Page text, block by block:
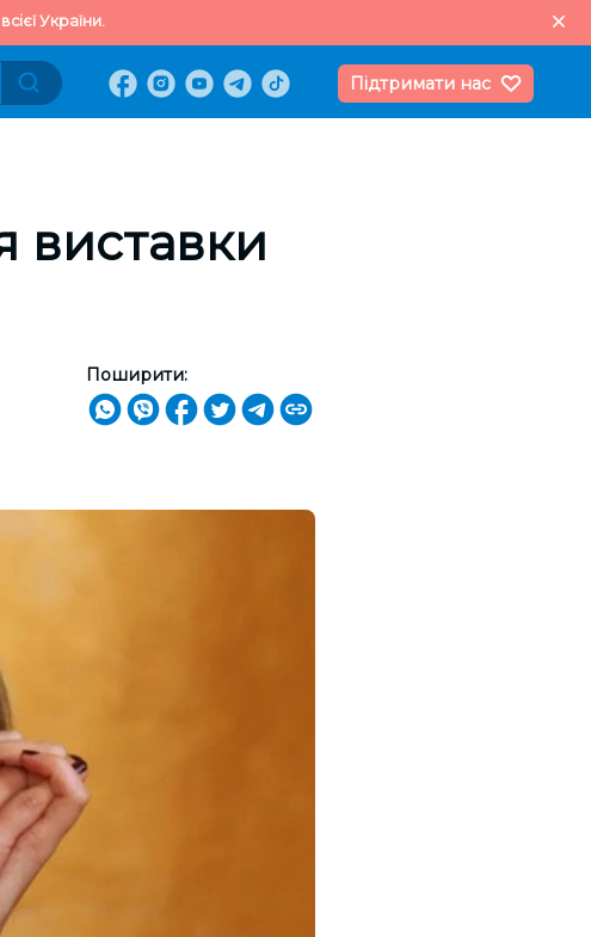
України.
Підтримати нас
виставки
Поширити: